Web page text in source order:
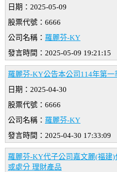
日期：2025-05-09
股票代號：6666
公司名稱： 羅麗芬-KY
發言時間：2025-05-09 19:21:15
羅麗芬-KY公告本公司114年第
日期：2025-04-30
股票代號：6666
公司名稱： 羅麗芬-KY
發言時間：2025-04-30 17:33:09
羅麗芬-KY代子公司嘉文麗(福建
或處分 理財產品